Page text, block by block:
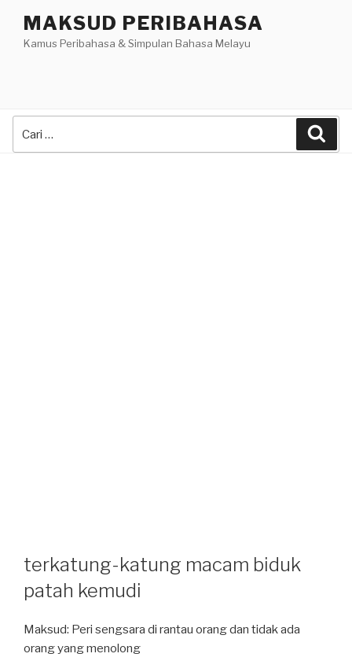
content
MAKSUD PERIBAHASA
Kamus Peribahasa & Simpulan Bahasa Melayu
terkatung-katung macam biduk
patah kemudi
Maksud: Peri sengsara di rantau orang dan tidak ada
orang yang menolong